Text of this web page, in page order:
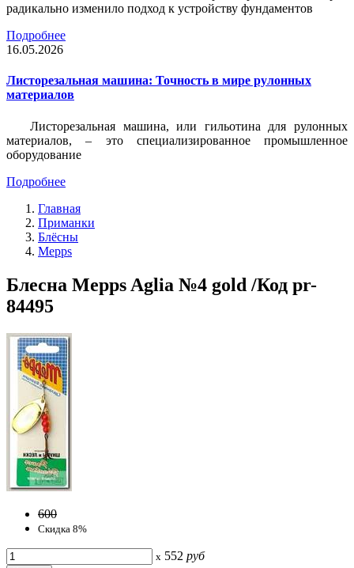
радикально изменило подход к устройству фундаментов
Подробнее
16.05.2026
Листорезальная машина: Точность в мире рулонных
материалов
Листорезальная машина, или гильотина для рулонных
материалов, – это специализированное промышленное
оборудование
Подробнее
Главная
Приманки
Блёсны
Mepps
Блесна Mepps Aglia №4 gold /Код pr-
84495
600
Скидка 8%
x 552 руб